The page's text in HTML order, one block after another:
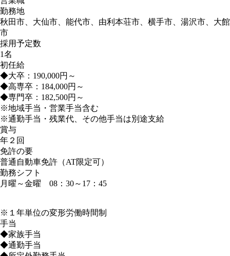
勤務地
秋田市、大仙市、能代市、由利本荘市、横手市、湯沢市、大館
市
採用予定数
1名
初任給
◆大卒：190,000円～
◆高専卒：184,000円～
◆専門卒：182,500円～
※地域手当・営業手当含む
※通勤手当・残業代、その他手当は別途支給
賞与
年２回
免許の要
普通自動車免許（AT限定可）
勤務シフト
月曜～金曜 08：30～17：45
※１年単位の変形労働時間制
手当
◆家族手当
◆通勤手当